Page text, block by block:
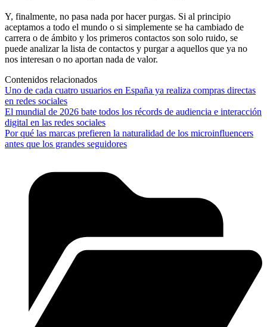
Y, finalmente, no pasa nada por hacer purgas. Si al principio
aceptamos a todo el mundo o si simplemente se ha cambiado de
carrera o de ámbito y los primeros contactos son solo ruido, se
puede analizar la lista de contactos y purgar a aquellos que ya no
nos interesan o no aportan nada de valor.
Contenidos relacionados
Uno de cada cuatro usuarios en España ya realiza compras directas
en redes sociales
El mundial de 2026 bate todos los récords de audiencia e interacción
digital en las redes sociales
Por qué las marcas prefieren la naturalidad de los microinfluencers
antes que los grandes seguidores